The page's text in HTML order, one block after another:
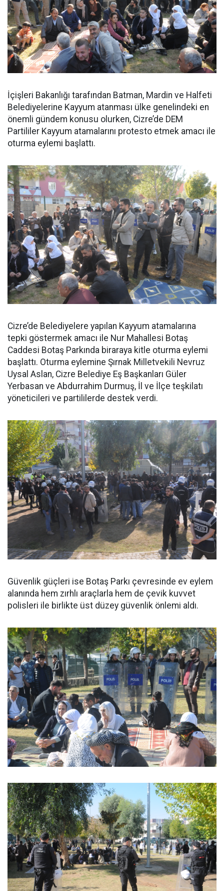
İçişleri Bakanlığı tarafından Batman, Mardin ve Halfeti
Belediyelerine Kayyum atanması ülke genelindeki en
önemli gündem konusu olurken, Cizre’de DEM
Partililer Kayyum atamalarını protesto etmek amacı ile
oturma eylemi başlattı.
Cizre’de Belediyelere yapılan Kayyum atamalarına
tepki göstermek amacı ile Nur Mahallesi Botaş
Caddesi Botaş Parkında biraraya kitle oturma eylemi
başlattı. Oturma eylemine Şırnak Milletvekili Nevruz
Uysal Aslan, Cizre Belediye Eş Başkanları Güler
Yerbasan ve Abdurrahim Durmuş, İl ve İlçe teşkilatı
yöneticileri ve partililerde destek verdi.
Güvenlik güçleri ise Botaş Parkı çevresinde ev eylem
alanında hem zırhlı araçlarla hem de çevik kuvvet
polisleri ile birlikte üst düzey güvenlik önlemi aldı.